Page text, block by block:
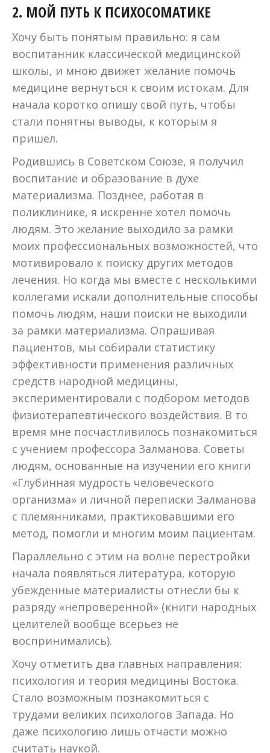
2. МОЙ ПУТЬ К ПСИХОСОМАТИКЕ
Хочу быть понятым правильно: я сам
воспитанник классической медицинской
школы, и мною движет желание помочь
медицине вернуться к своим истокам. Для
начала коротко опишу свой путь, чтобы
стали понятны выводы, к которым я
пришел.
Родившись в Советском Союзе, я получил
воспитание и образование в духе
материализма. Позднее, работая в
поликлинике, я искренне хотел помочь
людям. Это желание выходило за рамки
моих профессиональных возможностей, что
мотивировало к поиску других методов
лечения. Но когда мы вместе с несколькими
коллегами искали дополнительные способы
помочь людям, наши поиски не выходили
за рамки материализма. Опрашивая
пациентов, мы собирали статистику
эффективности применения различных
средств народной медицины,
экспериментировали с подбором методов
физиотерапевтического воздействия. В то
время мне посчастливилось познакомиться
с учением профессора Залманова. Советы
людям, основанные на изучении его книги
«Глубинная мудрость человеческого
организма» и личной переписки Залманова
с племянниками, практиковавшими его
метод, помогли и многим моим пациентам.
Параллельно с этим на волне перестройки
начала появляться литература, которую
убежденные материалисты отнесли бы к
разряду «непроверенной» (книги народных
целителей вообще всерьез не
воспринимались).
Хочу отметить два главных направления:
психология и теория медицины Востока.
Стало возможным познакомиться с
трудами великих психологов Запада. Но
даже психологию лишь отчасти можно
считать наукой.